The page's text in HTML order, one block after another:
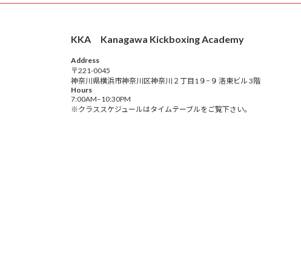
KKA Kanagawa Kickboxing Academy
Address
〒221-0045
神奈川県横浜市神奈川区神奈川２丁目1９−９ 洛東ビル 3階
Hours
7:00AM–10:30PM
※クラススケジュールはタイムテーブルをご覧下さい。